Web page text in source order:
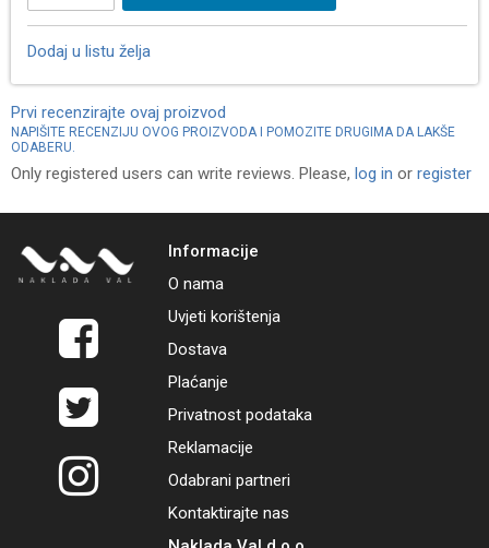
Dodaj u listu želja
Prvi recenzirajte ovaj proizvod
NAPIŠITE RECENZIJU OVOG PROIZVODA I POMOZITE DRUGIMA DA LAKŠE
ODABERU.
Only registered users can write reviews. Please, log in or register
Informacije
O nama
Uvjeti korištenja
Dostava
Plaćanje
Privatnost podataka
Reklamacije
Odabrani partneri
Kontaktirajte nas